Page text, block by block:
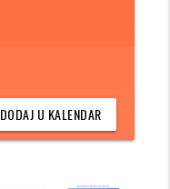
DODAJ U KALENDAR